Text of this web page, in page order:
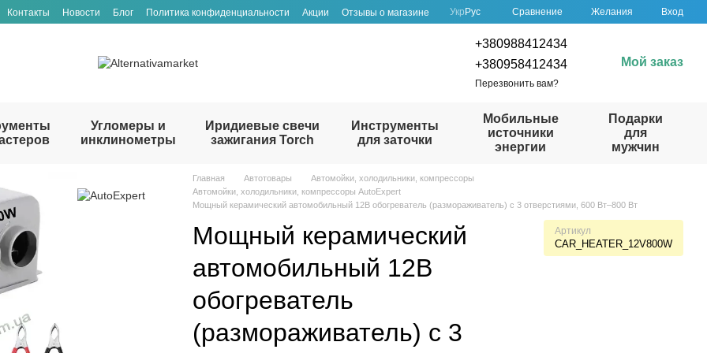
Контакты Новости Блог Политика конфиденциальности Акции
Отзывы о магазине
Укр Рус Сравнение Желания Вход
+380988412434
+380958412434
Перезвонить вам?
Мой заказ
Угломеры и
инклинометры
Иридиевые свечи
зажигания Torch
Инструменты
для заточки
Мобильные
источники
энергии
Подарки
для
мужчин
Главная Автотовары
Автомойки, холодильники, компрессоры
Автомойки, холодильники, компрессоры AutoExpert
Мощный керамический автомобильный 12В обогреватель (размораживатель) с 3 отверстиями, 600 Вт–800 Вт
Мощный керамический
автомобильный 12В
обогреватель
(размораживатель) с 3
Артикул
CAR_HEATER_12V800W